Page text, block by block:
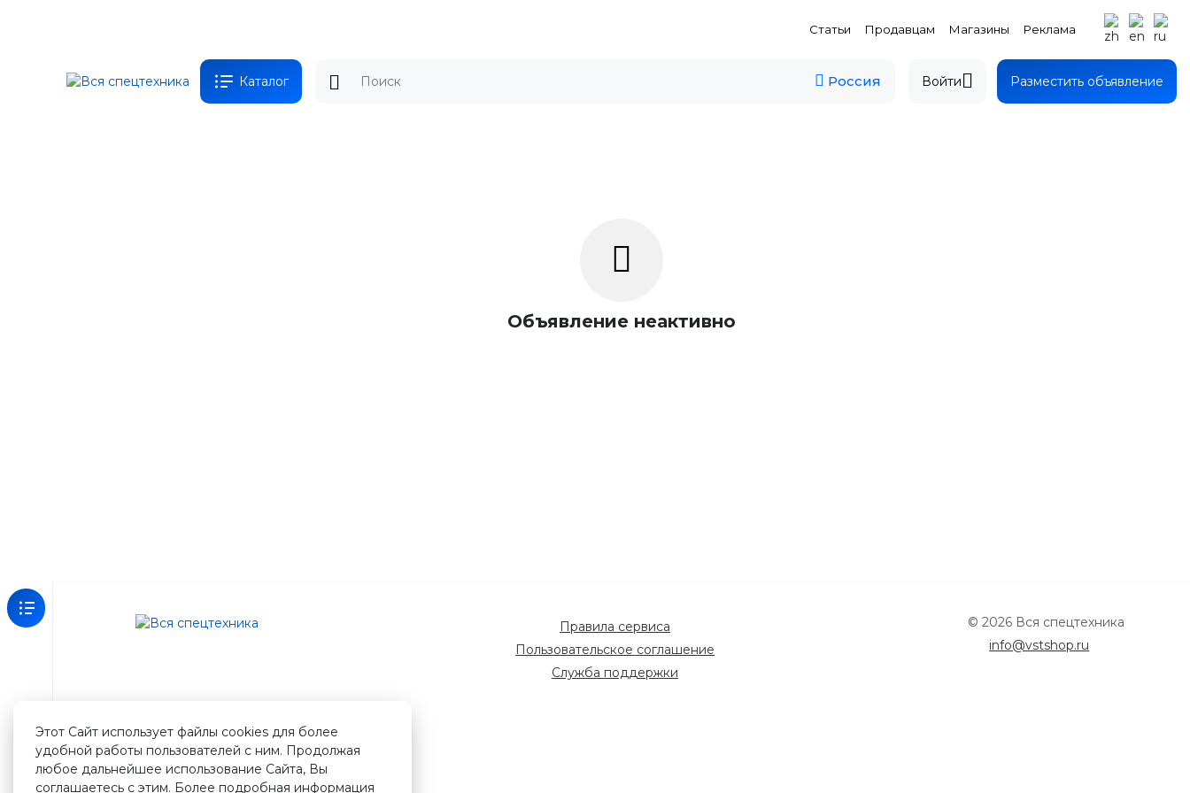
Статьи Продавцам Магазины Реклама
Каталог Россия Войти Разместить объявление
Объявление неактивно
нашем
и
получите
500
Этот Сайт использует файлы cookies для более
удобной работы пользователей с ним. Продолжая
любое дальнейшее использование Сайта, Вы
соглашаетесь с этим. Более подробная информация
Правила сервиса
Пользовательское соглашение
Служба поддержки
© 2026 Вся спецтехника
info@vstshop.ru